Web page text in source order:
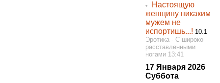
◦
Настоящую
женщину никаким
мужем не
испортишь...! 10.1
Эротика - С широко
расставленными
ногами 13:41
17 Января 2026
Суббота